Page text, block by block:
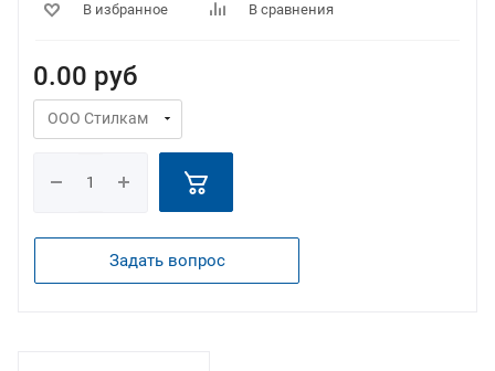
В избранное В сравнения
0.00 руб
Задать вопрос